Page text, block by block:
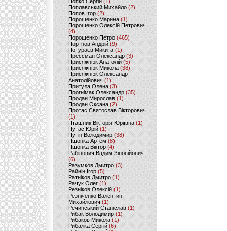
Поплавський Михайло (2)
Попов Ігор(2)
Порошенко Марина (1)
Порошенко Олексій Петрович
(4)
Порошенко Петро (465)
Портнов Андрій (9)
Потураєв Микита(1)
Прессман Олександр(3)
Присяжнюк Анатолій (5)
Присяжнюк Микола (38)
Присяжнюк Олександр
Анатолійович (1)
Притула Олена (3)
Прогнімак Олександр(35)
Продан Мирослав(1)
Продан Оксана (2)
Протас Святослав Вікторович
(1)
Пташник Вікторія Юріївна (1)
Путас Юрій (1)
Путін Володимир(38)
Пшонка Артем (8)
Пшонка Віктор(4)
Рабінович Вадим Зіновійович
(6)
Разумков Дмитро (3)
Райнін Ігор(5)
Ратніков Дмитро (1)
Рачук Олег (1)
Резніков Олексій(1)
Резніченко Валентин
Михайлович (1)
Речинський Станіслав (1)
Рибак Володимир(1)
Рибаков Микола(1)
Рибалка Сергій (6)